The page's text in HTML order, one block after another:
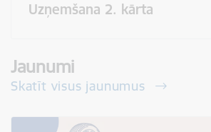
Uzņemšana 2. kārta
Jaunumi
Skatīt visus jaunumus